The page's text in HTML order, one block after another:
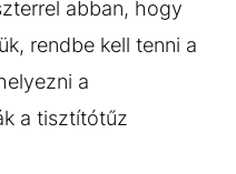
abban, hogy
rendbe kell tenni a
a
a tisztítótűz